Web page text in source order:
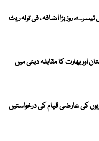
روز بڑا اضافہ ، فی تولہ ریٹ
کپ 2026، پاکستان اور بھارت کا مقابلہ دبئی میں
کی عارضی قیام کی درخواستیں